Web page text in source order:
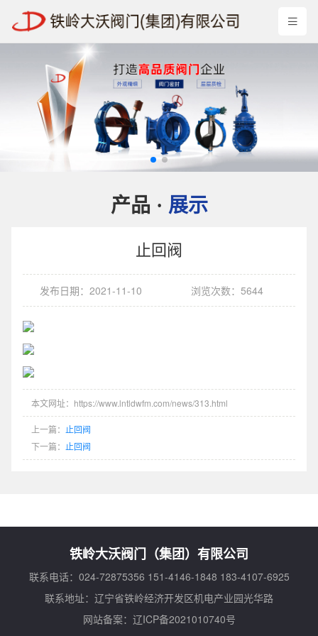
产品 · 展示
止回阀
发布日期：2021-11-10 浏览次数：5644
本文网址：https://www.lntldwfm.com/news/313.html
上一篇： 止回阀
下一篇： 止回阀
铁岭大沃阀门（集团）有限公司
联系电话：024-72875356 151-4146-1848 183-4107-6925
联系地址：辽宁省铁岭经济开发区机电产业园光华路
网站备案： 辽ICP备2021010740号